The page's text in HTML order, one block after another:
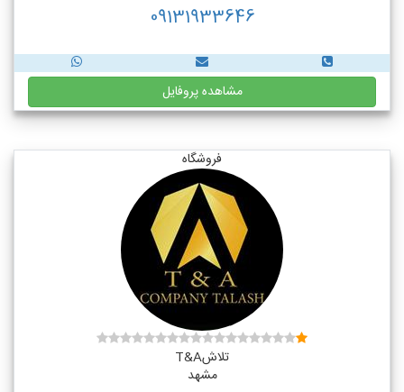
09131933646
مشاهده پروفایل
فروشگاه
تلاشT&A
مشهد